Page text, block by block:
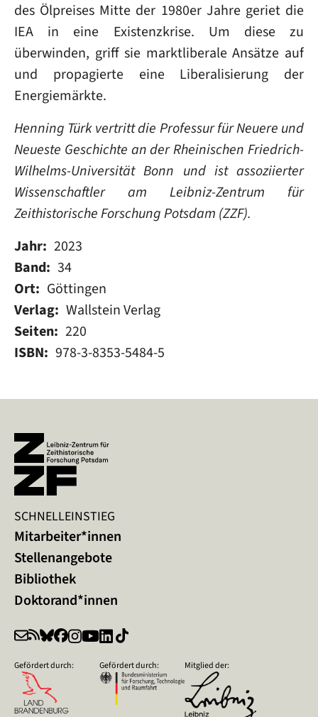
des Ölpreises Mitte der 1980er Jahre geriet die
IEA in eine Existenzkrise. Um diese zu
überwinden, griff sie marktliberale Ansätze auf
und propagierte eine Liberalisierung der
Energiemärkte.
Henning Türk vertritt die Professur für Neuere und
Neueste Geschichte an der Rheinischen Friedrich-
Wilhelms-Universität Bonn und ist assoziierter
Wissenschaftler am Leibniz-Zentrum für
Zeithistorische Forschung Potsdam (ZZF).
Jahr 2023
Band 34
Ort
Göttingen
Verlag Wallstein Verlag
Seiten 220
ISBN
978-3-8353-5484-5
SCHNELLEINSTIEG
Mitarbeiter*innen
Stellenangebote
Bibliothek
Doktorand*innen
Gefördert durch: Gefördert durch: Mitglied der: